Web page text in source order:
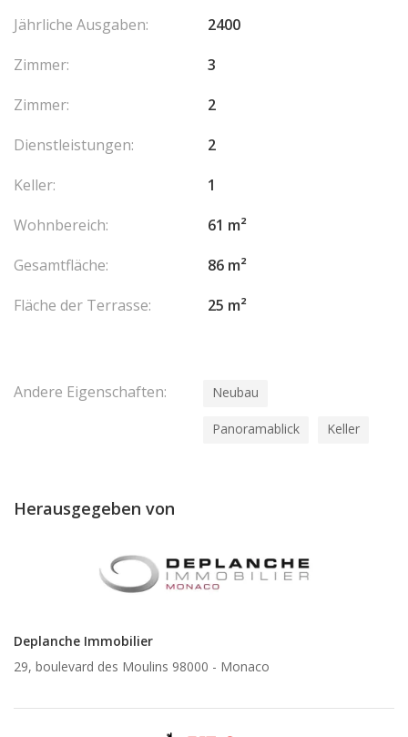
Jährliche Ausgaben:
2400
Zimmer:
3
Zimmer:
2
Dienstleistungen:
2
Keller:
1
Wohnbereich:
61 m²
Gesamtfläche:
86 m²
Fläche der Terrasse:
25 m²
Andere Eigenschaften: Neubau
Panoramablick Keller
Herausgegeben von
Deplanche Immobilier
29, boulevard des Moulins 98000 - Monaco